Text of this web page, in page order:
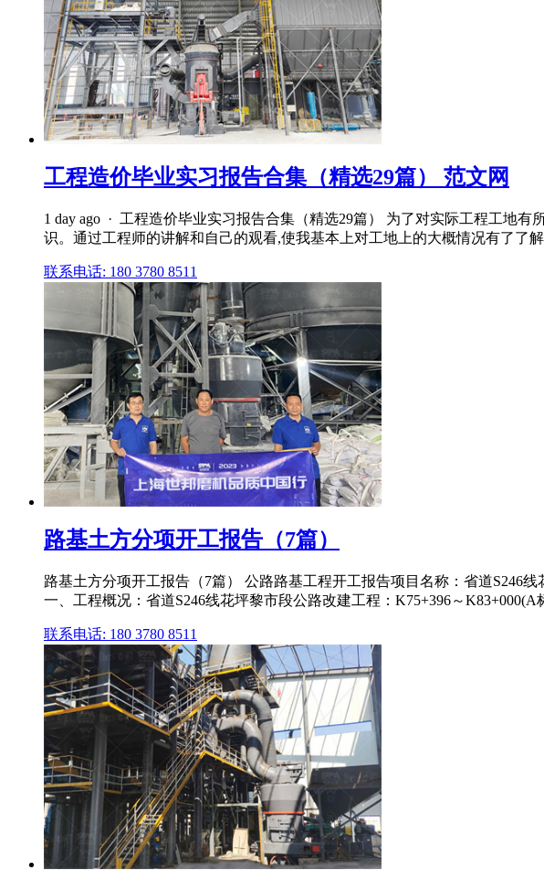
工程造价毕业实习报告合集（精选29篇） 范文网
1 day ago · 工程造价毕业实习报告合集（精选29篇） 为了对实际工程工地
识。通过工程师的讲解和自己的观看,使我基本上对工地上的大概情况有了了解
联系电话: 180 3780 8511
路基土方分项开工报告（7篇）
路基土方分项开工报告（7篇） 公路路基工程开工报告项目名称：省道S246
一、工程概况：省道S246线花坪黎市段公路改建工程：K75+396～
联系电话: 180 3780 8511